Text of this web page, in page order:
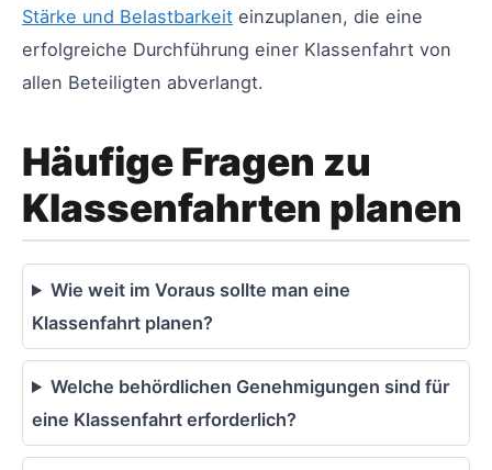
Stärke und Belastbarkeit einzuplanen, die eine
erfolgreiche Durchführung einer Klassenfahrt von
allen Beteiligten abverlangt.
Häufige Fragen zu
Klassenfahrten planen
Wie weit im Voraus sollte man eine
Klassenfahrt planen?
Welche behördlichen Genehmigungen sind für
eine Klassenfahrt erforderlich?